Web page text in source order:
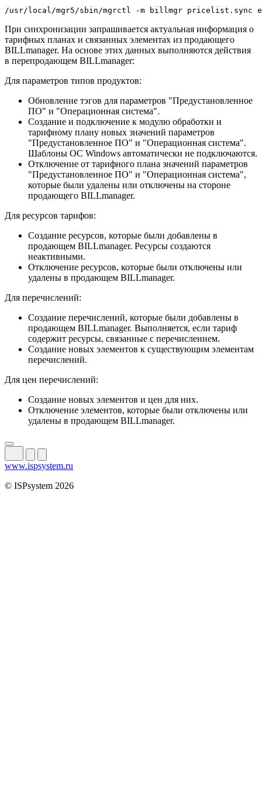
/usr/local/mgr5/sbin/mgrctl -m billmgr pricelist.sync
При синхронизации запрашивается актуальная информация о
тарифных планах и связанных элементах из продающего
BILLmanager. На основе этих данных выполняются действия
в перепродающем BILLmanager:
Для параметров типов продуктов:
Обновление тэгов для параметров "Предустановленное
ПО" и "Операционная система".
Создание и подключение к модулю обработки и
тарифному плану новых значений параметров
"Предустановленное ПО" и "Операционная система".
Шаблоны ОС Windows автоматически не подключаются.
Отключение от тарифного плана значений параметров
"Предустановленное ПО" и "Операционная система",
которые были удалены или отключены на стороне
продающего BILLmanager.
Для ресурсов тарифов:
Создание ресурсов, которые были добавлены в
продающем BILLmanager. Ресурсы создаются
неактивными.
Отключение ресурсов, которые были отключены или
удалены в продающем BILLmanager.
Для перечислений:
Создание перечислений, которые были добавлены в
продающем BILLmanager. Выполняется, если тариф
содержит ресурсы, связанные с перечислением.
Создание новых элементов к существующим элементам
перечислений.
Для цен перечислений:
Создание новых элементов и цен для них.
Отключение элементов, которые были отключены или
удалены в продающем BILLmanager.
www.ispsystem.ru
© ISPsystem 2026